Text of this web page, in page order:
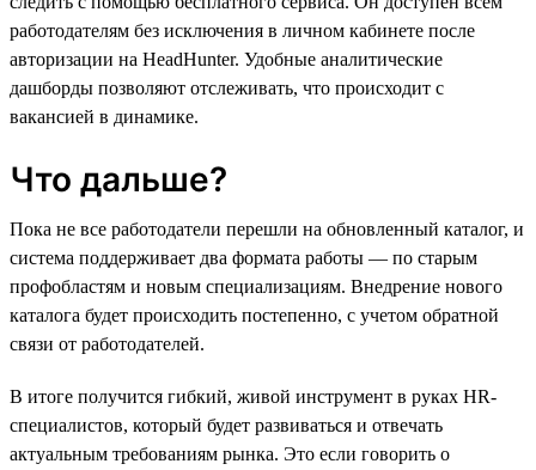
работодателям без исключения в личном кабинете после
авторизации на HeadHunter. Удобные аналитические
дашборды позволяют отслеживать, что происходит с
вакансией в динамике.
Что дальше?
Пока не все работодатели перешли на обновленный каталог, и
система поддерживает два формата работы — по старым
профобластям и новым специализациям. Внедрение нового
каталога будет происходить постепенно, с учетом обратной
связи от работодателей.
В итоге получится гибкий, живой инструмент в руках HR-
специалистов, который будет развиваться и отвечать
актуальным требованиям рынка. Это если говорить о